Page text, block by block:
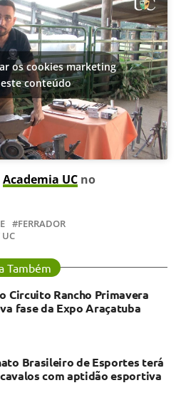
os cookies marketing
conteúdo
Academia UC no
FERRADOR
UC
Também
Circuito Rancho Primavera
fase da Expo Araçatuba
Brasileiro de Esportes terá
com aptidão esportiva